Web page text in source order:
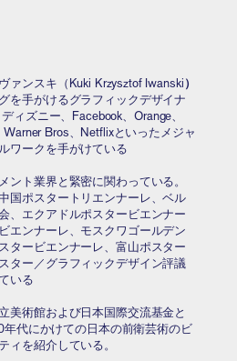
ァンスキ（Kuki Krzysztof Iwanski）
を手がけるグラフィックデザイナ
ィズニー、Facebook、Orange、
Bros、Netflixといったメジャ
ワークを手がけている
ント業界と緊密に関わっている。
国ポスタートリエンナーレ、ベル
、エクアドルポスタービエンナー
エンナーレ、モスクワゴールデン
タービエンナーレ、富山ポスター
ター／グラフィックデザイン評議
いる
美術館および日本国際交流基金と
代にかけての日本の前衛芸術のビ
ィを紹介している。